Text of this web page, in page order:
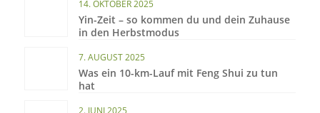
14. OKTOBER 2025
Yin-Zeit – so kommen du und dein Zuhause
in den Herbstmodus
7. AUGUST 2025
Was ein 10-km-Lauf mit Feng Shui zu tun
hat
2. JUNI 2025